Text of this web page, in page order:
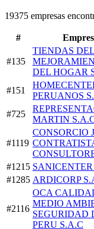
19375 empresas
#
#135
TIENDAS DEL
DEL HOGAR
#151
PERUANOS
#725
MARTIN
#1119
CONSORCIO
#1215 SANICENTER
#1285 ARDICORP
#2116
OCA
MEDIO
SEGURIDAD
PERU S.A.C